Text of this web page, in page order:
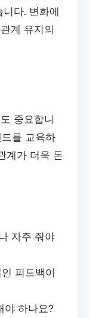
다. 변화에
계 유지의
중요합니
를 교육하
계가 더욱 돈
자주 줘야
피드백이
야 하나요?